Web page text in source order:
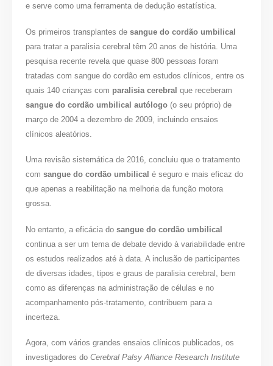
e serve como uma ferramenta de dedução estatística.
Os primeiros transplantes de sangue do cordão umbilical
para tratar a paralisia cerebral têm 20 anos de história. Uma
pesquisa recente revela que quase 800 pessoas foram
tratadas com sangue do cordão em estudos clínicos, entre os
quais 140 crianças com paralisia cerebral que receberam
sangue do cordão umbilical autólogo (o seu próprio) de
março de 2004 a dezembro de 2009, incluindo ensaios
clínicos aleatórios.
Uma revisão sistemática de 2016, concluiu que o tratamento
com sangue do cordão umbilical é seguro e mais eficaz do
que apenas a reabilitação na melhoria da função motora
grossa.
No entanto, a eficácia dosangue do cordão umbilical
continua a ser um tema de debate devido à variabilidade entre
os estudos realizados até à data. A inclusão de participantes
de diversas idades, tipos e graus de paralisia cerebral, bem
como as diferenças na administração de células e no
acompanhamento pós-tratamento, contribuem para a
incerteza.
Agora, com vários grandes ensaios clínicos publicados, os
investigadores doCerebral Palsy Alliance Research Institute